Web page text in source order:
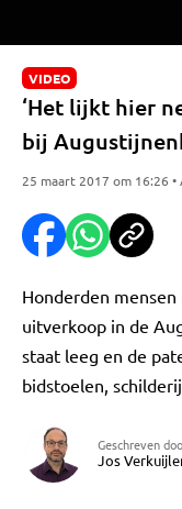
VIDEO
‘Het lijkt hier
bij
25 maart 2017 om 16:26
Honderden
uitverkoop in de
staat leeg en de
bidstoelen,
Geschreven
Jos